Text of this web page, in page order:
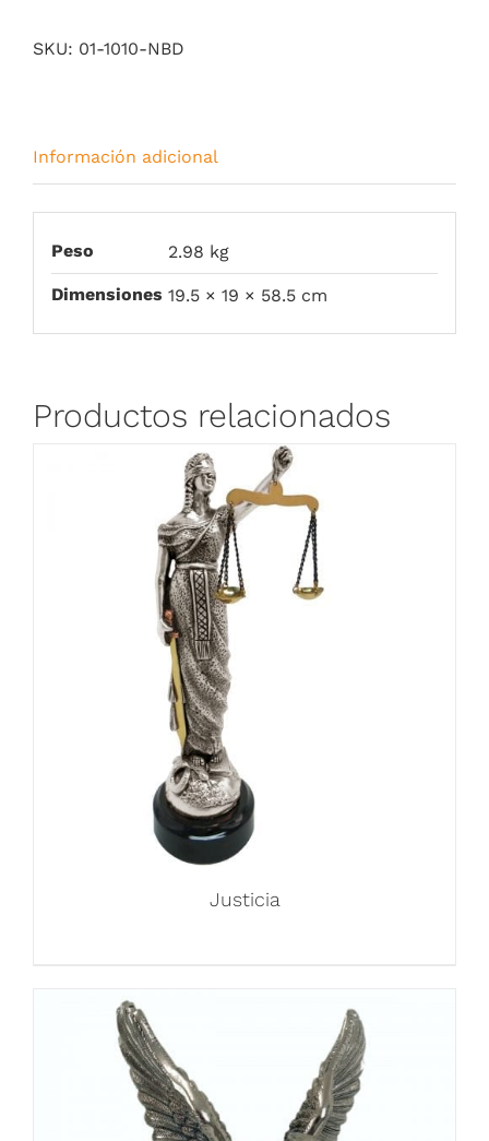
SKU: 01-1010-NBD
Información adicional
Peso 2.98 kg
Dimensiones 19.5 × 19 × 58.5 cm
Productos relacionados
Justicia